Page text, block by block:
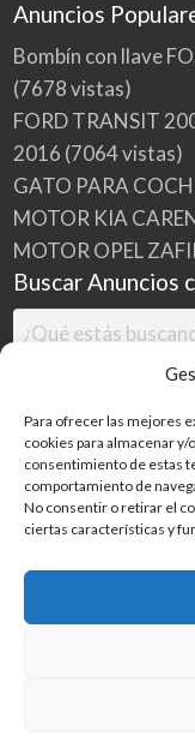
Para ofrecer las mejores
cookies para almacenar
consentimiento de estas
comportamiento de
No consentir o retirar el
ciertas características y
Anuncios
Bombín con llave
(7678 vistas)
FORD TRANSIT
2016 (7064 vistas)
GATO PARA
MOTOR KIA
MOTOR OPEL
Buscar Anuncios